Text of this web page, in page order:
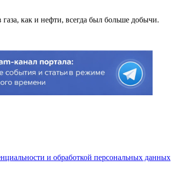
как и нефти, всегда был больше добычи.
и обработкой персональных данных